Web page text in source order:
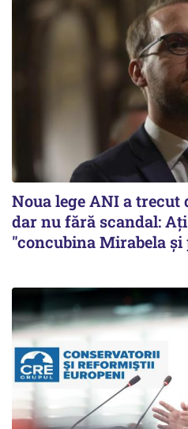
Noua lege ANI a trecut
dar nu fără scandal:
"concubina Mirabela